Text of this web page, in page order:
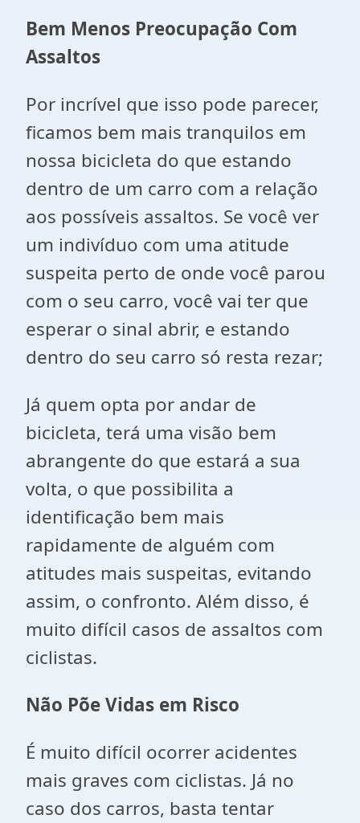
Bem Menos Preocupação Com
Assaltos
Por incrível que isso pode parecer,
ficamos bem mais tranquilos em
nossa bicicleta do que estando
dentro de um carro com a relação
aos possíveis assaltos. Se você ver
um indivíduo com uma atitude
suspeita perto de onde você parou
com o seu carro, você vai ter que
esperar o sinal abrir, e estando
dentro do seu carro só resta rezar;
Já quem opta por andar de
bicicleta, terá uma visão bem
abrangente do que estará a sua
volta, o que possibilita a
identificação bem mais
rapidamente de alguém com
atitudes mais suspeitas, evitando
assim, o confronto. Além disso, é
muito difícil casos de assaltos com
ciclistas.
Não Põe Vidas em Risco
É muito difícil ocorrer acidentes
mais graves com ciclistas. Já no
caso dos carros, basta tentar